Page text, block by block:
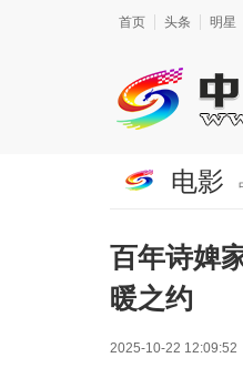
首页 头条 明星
电影
百年诗婢
暖之约
2025-10-22 12:09:52